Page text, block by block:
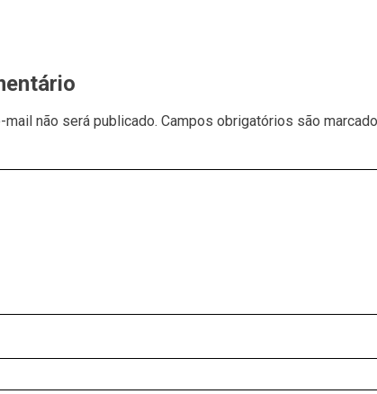
não será publicado. Campos obrigatórios são